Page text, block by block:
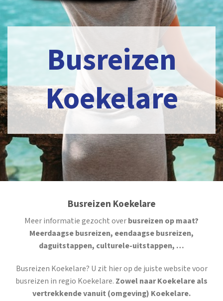
Busreizen
Koekelare
Busreizen Koekelare
Meer informatie gezocht overbusreizen op maat?
Meerdaagse busreizen, eendaagse busreizen,
daguitstappen, culturele-uitstappen, …
Busreizen Koekelare? U zit hier op de juiste website voor
busreizen in regio Koekelare. Zowel naar Koekelare als
vertrekkende vanuit (omgeving) Koekelare.